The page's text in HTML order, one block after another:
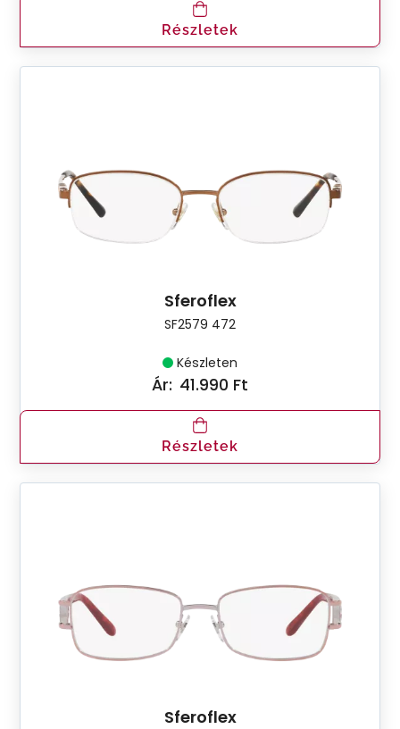
Részletek
Sferoflex
SF2579 472
Készleten
Ár: 41.990 Ft
Részletek
Sferoflex